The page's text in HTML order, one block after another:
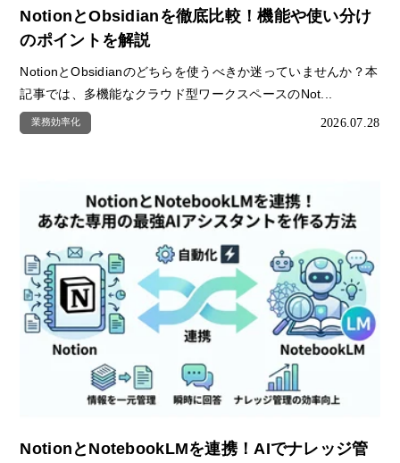
NotionとObsidianを徹底比較！機能や使い分け
のポイントを解説
NotionとObsidianのどちらを使うべきか迷っていませんか？本
記事では、多機能なクラウド型ワークスペースのNot...
業務効率化 2026.07.28
NotionとNotebookLMを連携！AIでナレッジ管